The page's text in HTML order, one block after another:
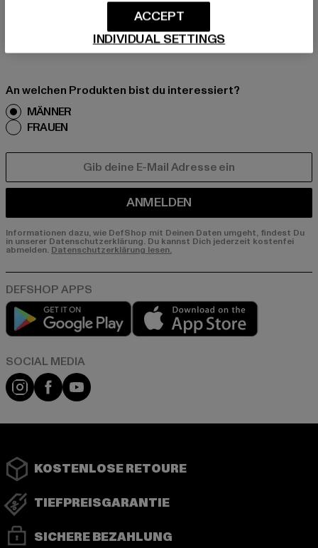
erhalte künftig Informationen über aktuelle Tre
nds, Angebote und Gutscheine von DefShop p
An welchen Produkten bist du interessiert?
MÄNNER
FRAUEN
ANMELDEN
Informationen dazu, wie DefShop mit Deinen Daten umgeht, findest Du
in unserer Datenschutzerklärung. Du kannst Dich jederzeit kostenfei
abmelden. Datenschutzerklärung lesen.
Play market
Instagram
FacebookYouTube
KOSTENLOSE RETOURE
TIEFPREISGARANTIE
SICHERE BEZAHLUNG
INDIVIDUAL SETTINGS
ACCEPT